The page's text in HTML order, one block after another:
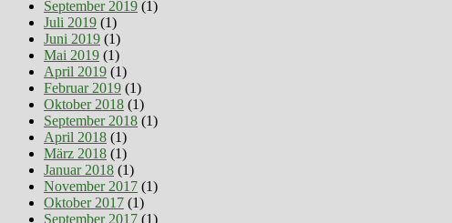
September 2019 (1)
Juli 2019 (1)
Juni 2019 (1)
Mai 2019 (1)
April 2019 (1)
Februar 2019 (1)
Oktober 2018 (1)
September 2018 (1)
April 2018 (1)
März 2018 (1)
Januar 2018 (1)
November 2017 (1)
Oktober 2017 (1)
September 2017 (1)